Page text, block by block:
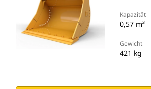
Kapazität
0,57 m³
Gewicht
421 kg